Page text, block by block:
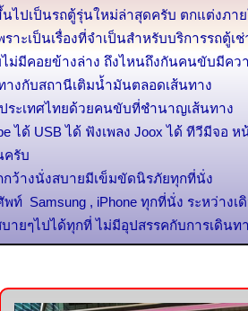
ไปเป็นรถตู้รุ่นใหม่ล่าสุดครับ ตกแต่งภา
าะเป็นเรื่องที่จำเป็นสำหรับบริการรถตู้
ไม่มีคอยข้างล่าง ถึงไหนถึงกันคนขับมีค
างกับสถานีเติมน้ำมันตลอดเส้นทาง
ระเทศไทยด้วยคนขับที่ชำนาญเส้นทาง
ได้ USB ได้ ฟังเพลง Joox ได้ ทีวีมีจอ ห
ครับ
กว้างนั่งสบายมีเข็มขัดนิรภัยทุกที่นั่ง
ท์ Samsung , iPhone ทุกที่นั่ง ระหว่างเ
ายๆไปได้ทุกที่ ไม่มีอุปสรรคกับการเดินท